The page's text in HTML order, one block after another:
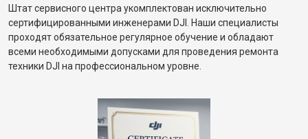
Штат сервисного центра укомплектован исключительно
сертифицированными инженерами DJI. Наши специалисты
проходят обязательное регулярное обучение и обладают
всеми необходимыми допусками для проведения ремонта
техники DJI на профессиональном уровне.